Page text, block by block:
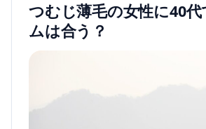
つむじ薄毛の女性に40
ムは合う？